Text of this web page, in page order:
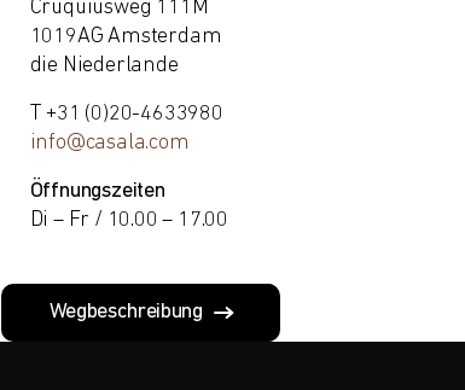
Cruquiusweg 111M
1019AG Amsterdam
die Niederlande
T +31 (0)20-4633980
info@casala.com
Öffnungszeiten
Di – Fr / 10.00 – 17.00
Wegbeschreibung